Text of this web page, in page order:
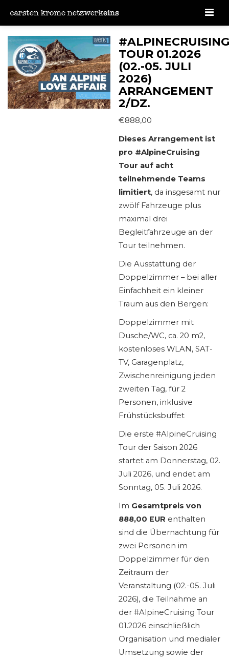
TOUR 01.2026
(02.-05. JULI
2026)
ARRANGEMENT
2/DZ.
€888,00
Dieses Arrangement ist
pro #AlpineCruising
Tour auf acht
teilnehmende Teams
limitiert, da insgesamt nur
zwölf Fahrzeuge plus
maximal drei
Begleitfahrzeuge an der
Tour teilnehmen.
Die Ausstattung der
Doppelzimmer – bei aller
Einfachheit ein kleiner
Traum aus den Bergen:
Doppelzimmer mit
Dusche/WC, ca. 20 m2,
kostenloses WLAN, SAT-
TV, Garagenplatz,
Zwischenreinigung jeden
zweiten Tag, für 2
Personen, inklusive
Frühstücksbuffet
Die erste #AlpineCruising
Tour der Saison 2026
startet am Donnerstag, 02.
Juli 2026, und endet am
Sonntag, 05. Juli 2026.
Im Gesamtpreis von
888,00 EUR enthalten
sind die Übernachtung für
zwei Personen im
Doppelzimmer für den
Zeitraum der
Veranstaltung (02.-05. Juli
2026), die Teilnahme an
der #AlpineCruising Tour
01.2026 einschließlich
Organisation und medialer
Umsetzung sowie der